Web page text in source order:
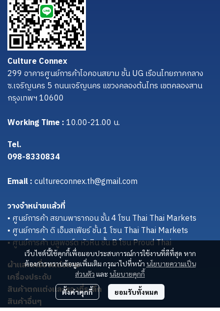
เว็บไซต์นี้ใช้คุกกี้เพื่อมอบประสบการณ์การใช้งานที่ดีที่สุด หาก
ต้องการทราบข้อมูลเพิ่มเติม กรุณาไปที่หน้า นโยบายความเป็น
ส่วนตัว และ นโยบายคุกกี้
ตั้งค่าคุกกี้ ยอมรับทั้งหมด
Culture Connex
299 อาคารศูนย์การค้าไอคอนสยาม ชั้น UG เรือนไทยภาคกลาง
ซ.เจริญนคร 5 ถนนเจริญนคร แขวงคลองต้นไทร เขตคลองสาน
กรุงเทพฯ 10600
Working Time :10.00-21.00 น.
Tel.
098-8330834
Email :cultureconnex.th@gmail.com
วางจำหน่ายแล้วที่
• ศูนย์การค้า สยามพารากอน ชั้น 4 โซน Thai Thai Markets
• ศูนย์การค้า ดิ เอ็มสเฟียร์ ชั้น 1 โซน Thai Thai Markets
• ศูนย์การค้า บลูพอร์ต หัวหิน ชั้น B โซน Proud Thai
ผ้าและเครื่องแต่งกาย
เครื่องประดับ
สินค้าตกแต่งและของที่ระลึก
สินค้าอื่นๆ